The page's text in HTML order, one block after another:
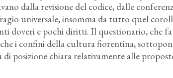
dalla revisione del codice, dalle
universale, insomma da tutto quel
doveri e pochi diritti. Il questionario, che
i confini della cultura fiorentina,
di posizione chiara relativamente alle